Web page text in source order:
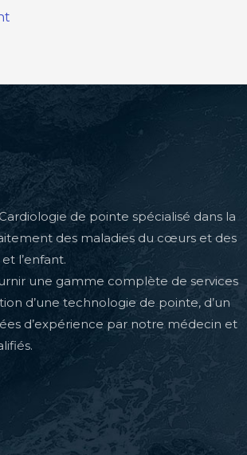
de pointe spécialisé dans la
des maladies du cœurs et des
l’enfant.
une gamme complète de services
d’une technologie de pointe, d’un
d’expérience par notre médecin et